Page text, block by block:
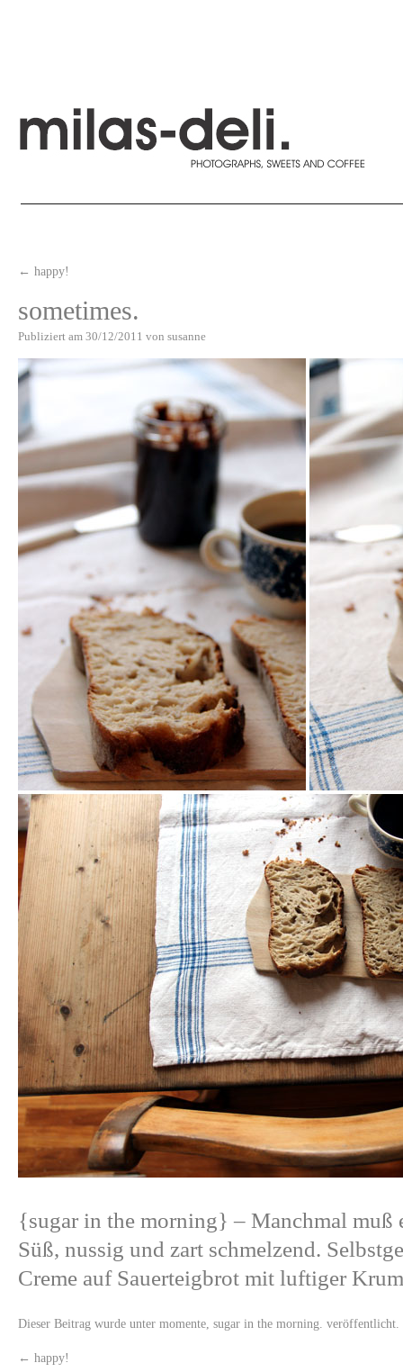
← happy!
sometimes.
Publiziert am 30/12/2011 von susanne
{sugar in the morning} – Manchmal muß
Süß, nussig und zart schmelzend.
Creme auf Sauerteigbrot mit luftiger
Dieser Beitrag wurde unter momente sugar in the morning. veröffentlicht.
← happy!